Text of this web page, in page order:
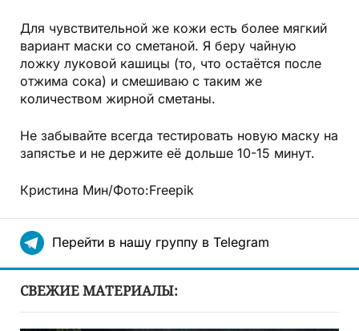
Для чувствительной же кожи есть более мягкий
вариант маски со сметаной. Я беру чайную
ложку луковой кашицы (то, что остаётся после
отжима сока) и смешиваю с таким же
количеством жирной сметаны.
Не забывайте всегда тестировать новую маску на
запястье и не держите её дольше 10-15 минут.
Кристина Мин/Фото:Freepik
Перейти в нашу группу в Telegram
СВЕЖИЕ МАТЕРИАЛЫ: